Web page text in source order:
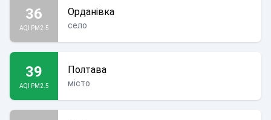
36
AQI PM2.5
Орданівка
село
39
AQI PM2.5
Полтава
місто